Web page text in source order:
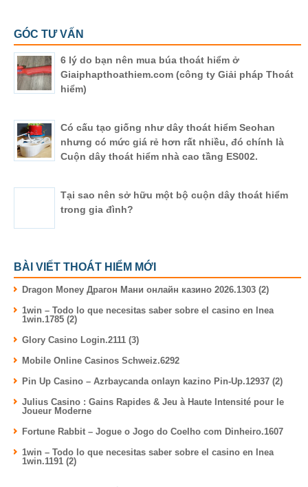
GÓC TƯ VẤN
6 lý do bạn nên mua búa thoát hiểm ở
Giaiphapthoathiem.com (công ty Giải pháp Thoát
hiểm)
Có cấu tạo giống như dây thoát hiểm Seohan
nhưng có mức giá rẻ hơn rất nhiều, đó chính là
Cuộn dây thoát hiểm nhà cao tầng ES002.
Tại sao nên sở hữu một bộ cuộn dây thoát hiểm
trong gia đình?
BÀI VIẾT THOÁT HIỂM MỚI
Dragon Money Драгон Мани онлайн казино 2026.1303 (2)
1win – Todo lo que necesitas saber sobre el casino en lnea
1win.1785 (2)
Glory Casino Login.2111 (3)
Mobile Online Casinos Schweiz.6292
Pin Up Casino – Azrbaycanda onlayn kazino Pin-Up.12937 (2)
Julius Casino : Gains Rapides & Jeu à Haute Intensité pour le
Joueur Moderne
Fortune Rabbit – Jogue o Jogo do Coelho com Dinheiro.1607
1win – Todo lo que necesitas saber sobre el casino en lnea
1win.1191 (2)